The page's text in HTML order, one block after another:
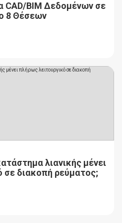
CAD/BIM Δεδομένων σε
8 Θέσεων
λιανικής μένει
σε διακοπή ρεύματος;